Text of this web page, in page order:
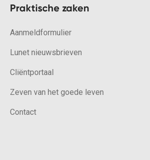
Praktische zaken
Aanmeldformulier
Lunet nieuwsbrieven
Cliëntportaal
Zeven van het goede leven
Contact